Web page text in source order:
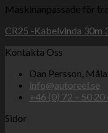
Maskinanpassade för
CR25 -Kabelvinda 30m
Kontakta Oss
Dan Persson,
info@autoreel.se
+46 (0) 72 – 50 20
Sidor